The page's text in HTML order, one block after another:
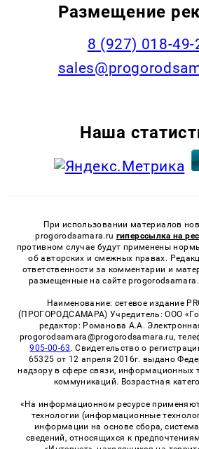
Размещение
8 (927) 018-49-
Наша
При использовании материалов
progorodsamara.ru гиперссылка на
противном случае будут применены
об авторских и смежных правах.
ответственности за комментарии и
размещенные на сайте
Наименование: сетевое издание
(ПРОГОРОДСАМАРА) Учредитель: ООО
редактор: Романова А.А.
progorodsamara@progorodsamara.ru,
905-00-63 . Свидетельство о
65325 от 12 апреля 2016г. выдано
надзору в сфере связи, информационных
коммуникаций. Возрастная
«На информационном ресурсе
технологии (информационные
информации на основе сбора,
сведений, относящихся к